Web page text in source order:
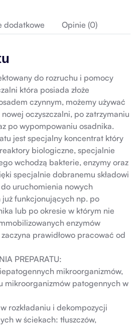
dodatkowe Opinie (0)
do rozruchu i pomocy
która posiada złoże
czynnym, możemy używać
oczyszczalni, po zatrzymaniu
po wypompowaniu osadnika.
jest specjalny koncentrat który
reaktory biologiczne, specjalnie
wchodzą bakterie, enzymy oraz
specjalnie dobranemu składowi
uruchomienia nowych
już funkcjonujących np. po
lub po okresie w którym nie
enzymów
prawidłowo pracować od
PREPARATU:
mikroorganizmów,
mikroorganizmów patogennych w
rozkładaniu i dekompozycji
w ściekach: tłuszczów,